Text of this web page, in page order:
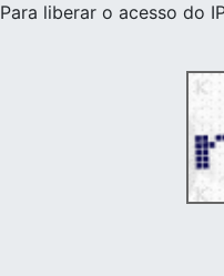
Para liberar o acesso do